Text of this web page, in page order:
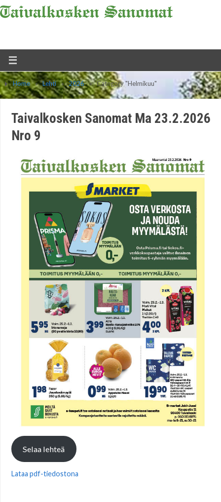
Home » Lehti » 2026 » Category "Helmikuu"
Taivalkosken Sanomat Ma 23.2.2026
Nro 9
Selaa lehteä
Lataa pdf-tiedostona